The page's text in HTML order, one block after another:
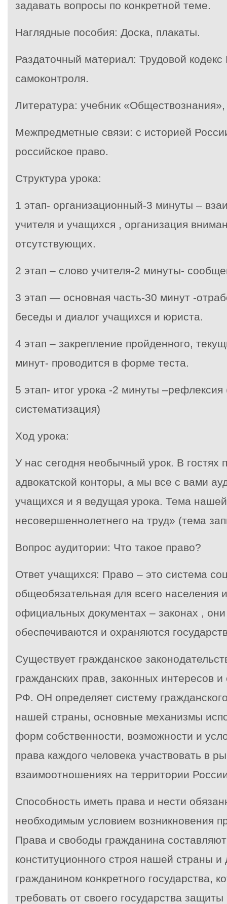
задавать вопросы по конкретной теме.
Наглядные пособия: Доска, плакаты.
Раздаточный материал: Трудовой
самоконтроля.
Литература: учебник
Межпредметные связи: с историей
российское право.
Структура урока:
1 этап- организационный-3 минуты –
учителя и учащихся , организация
отсутствующих.
2 этап – слово учителя-2 минуты-
3 этап — основная часть-30 минут -
беседы и диалог учащихся и юриста.
4 этап – закрепление пройденного,
минут- проводится в форме теста.
5 этап- итог урока -2 минуты
систематизация)
Ход урока:
У нас сегодня необычный урок. В гостях
адвокатской конторы, а мы все с вами
учащихся и я ведущая урока. Тема
несовершеннолетнего на труд» (тема
Вопрос аудитории: Что такое право?
Ответ учащихся: Право – это система
общеобязательная для всего населения
официальных документах – законах ,
обеспечиваются и охраняются
Существует гражданское
гражданских прав, законных интересов
РФ. ОН определяет систему
нашей страны, основные механизмы
форм собственности, возможности и
права каждого человека участвовать в
взаимоотношениях на территории
Способность иметь права и нести
необходимым условием возникновения
Права и свободы гражданина
конституционного строя нашей страны и
гражданином конкретного государства,
требовать от своего государства